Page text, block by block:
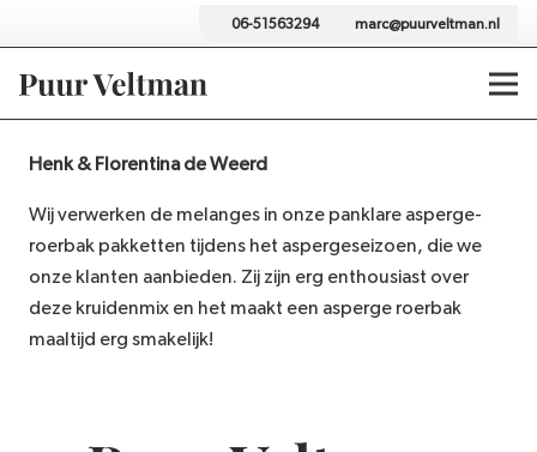
06-51563294 marc@puurveltman.nl
Henk & Florentina de Weerd
Wij verwerken de melanges in onze panklare asperge-
roerbak pakketten tijdens het aspergeseizoen, die we
onze klanten aanbieden. Zij zijn erg enthousiast over
deze kruidenmix en het maakt een asperge roerbak
maaltijd erg smakelijk!